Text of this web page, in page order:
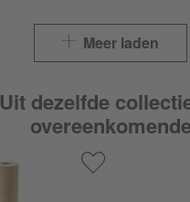
Meer laden
Uit dezelfde